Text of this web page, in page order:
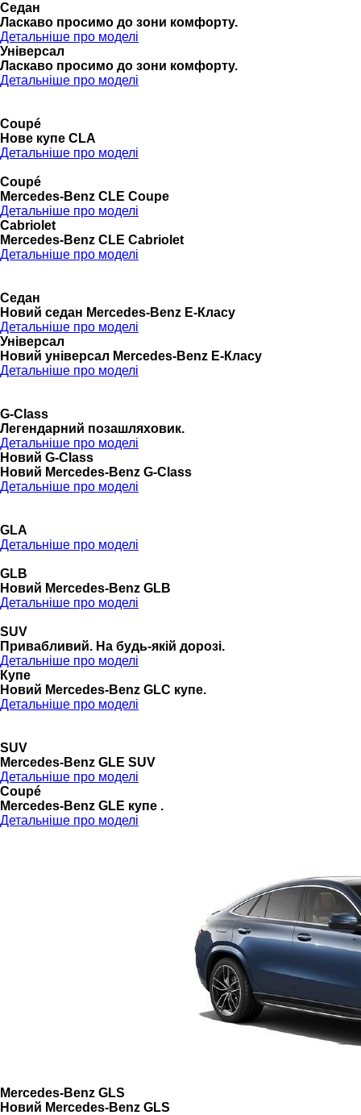
Седан
Ласкаво просимо до зони комфорту.
Детальніше про моделі
Універсал
Ласкаво просимо до зони комфорту.
Детальніше про моделі
Coupé
Нове купе CLA
Детальніше про моделі
Coupé
Mercedes-Benz CLE Coupe
Детальніше про моделі
Cabriolet
Mercedes-Benz CLE Cabriolet
Детальніше про моделі
Седан
Новий седан Mercedes-Benz Е-Класу
Детальніше про моделі
Універсал
Новий універсал Mercedes-Benz E-Класу
Детальніше про моделі
G-Class
Легендарний позашляховик.
Детальніше про моделі
Новий G-Class
Новий Mercedes-Benz G-Class
Детальніше про моделі
GLA
Детальніше про моделі
GLB
Новий Mercedes-Benz GLB
Детальніше про моделі
SUV
Привабливий. На будь-якій дорозі.
Детальніше про моделі
Купе
Новий Mercedes-Benz GLС купе.
Детальніше про моделі
SUV
Mercedes-Benz GLE SUV
Детальніше про моделі
Coupé
Mercedes-Benz GLE купе .
Детальніше про моделі
Mercedes-Benz GLS
Новий Mercedes-Benz GLS